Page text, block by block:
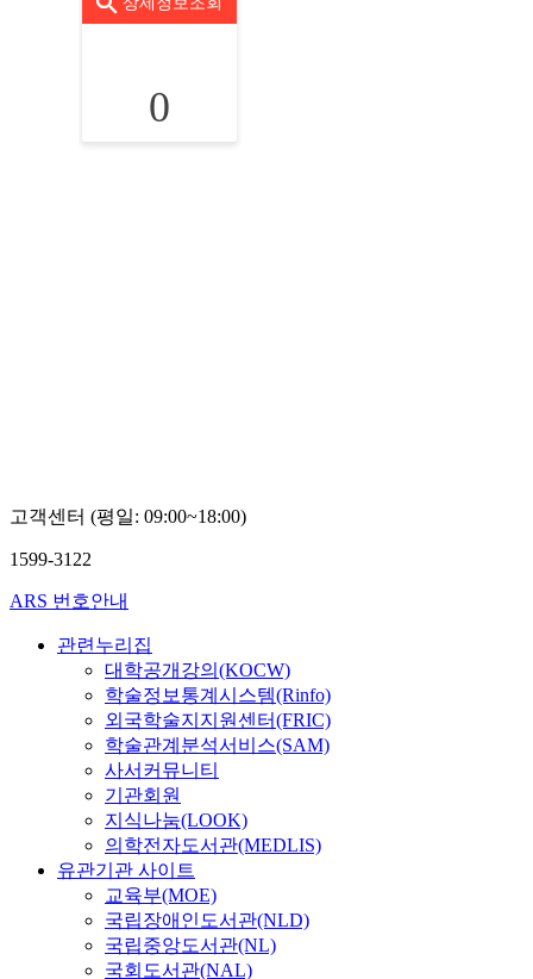
0
고객센터 (평일: 09:00~18:00)
1599-3122
ARS 번호안내
관련누리집
대학공개강의(KOCW)
학술정보통계시스템(Rinfo)
외국학술지지원센터(FRIC)
학술관계분석서비스(SAM)
사서커뮤니티
기관회원
지식나눔(LOOK)
의학전자도서관(MEDLIS)
유관기관 사이트
교육부(MOE)
국립장애인도서관(NLD)
국립중앙도서관(NL)
국회도서관(NAL)